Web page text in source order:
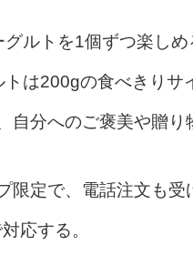
ルトを1個ずつ楽し
は200gの食べきり
自分へのご褒美や贈り
限定で、電話注文も
応する。